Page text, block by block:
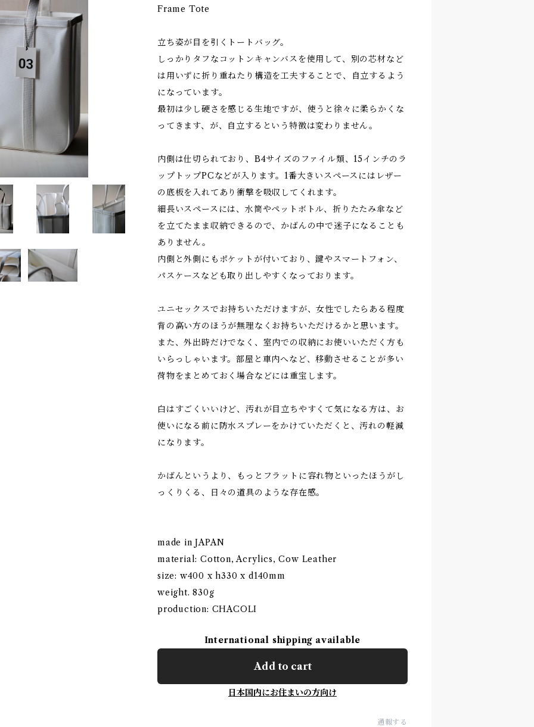
Frame Tote
立ち姿が目を引くトートバッグ。
しっかりタフなコットンキャンバスを使用して、別の芯材など
は用いずに折り重ねたり構造を工夫することで、自立するよう
になっています。
最初は少し硬さを感じる生地ですが、使うと徐々に柔らかくな
ってきます、が、自立するという特徴は変わりません。
内側は仕切られており、B4サイズのファイル類、15インチのラ
ップトップPCなどが入ります。1番大きいスペースにはレザー
の底板を入れてあり衝撃を吸収してくれます。
細長いスペースには、水筒やペットボトル、折りたたみ傘など
を立てたまま収納できるので、かばんの中で迷子になることも
ありません。
内側と外側にもポケットが付いており、鍵やスマートフォン、
パスケースなども取り出しやすくなっております。
ユニセックスでお持ちいただけますが、女性でしたらある程度
背の高い方のほうが無理なくお持ちいただけるかと思います。
また、外出時だけでなく、室内での収納にお使いいただく方も
いらっしゃいます。部屋と車内へなど、移動させることが多い
荷物をまとめておく場合などには重宝します。
白はすごくいいけど、汚れが目立ちやすくて気になる方は、お
使いになる前に防水スプレーをかけていただくと、汚れの軽減
になります。
かばんというより、もっとフラットに容れ物といったほうがし
っくりくる、日々の道具のような存在感。
made in JAPAN
material: Cotton, Acrylics, Cow Leather
size: w400 x h330 x d140mm
weight. 830g
production: CHACOLI
International shipping available
Add to cart
日本国内にお住まいの方向け
通報する